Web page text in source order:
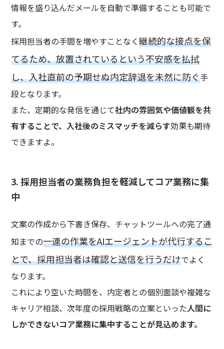
情報を盛り込んだメールを自動で準備することも可能で
す。
採用担当者の手間を増やすことなく継続的な接点を保
てるため、放置されているという不安感を払拭
し、入社直前の予期せぬ内定辞退を未然に防ぐ手
段となります。
また、定期的な発信を通じて社内の雰囲気や価値観を共
有することで、入社後のミスマッチを減らす効果も期待
できますよ。
3. 採用担当者の業務負担を軽減してコア業務に集
中
文案の作成から下書き保存、チャットツールへの完了通
知までの一連の作業をAIエージェントが代行するこ
とで、採用担当者は確認と送信を行うだけでよく
なります。
これにより空いた時間を、内定者との個別面談や複雑な
キャリア相談、次年度の採用戦略の立案といった人間に
しかできないコア業務に集中することが見込めます。